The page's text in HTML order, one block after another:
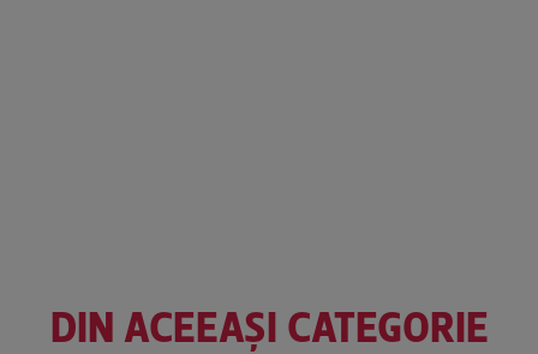
DIN ACEEAȘI CATEGORIE